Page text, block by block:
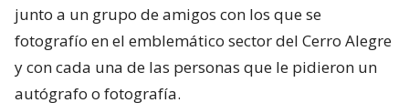
junto a un grupo de amigos con los que se
fotografío en el emblemático sector del Cerro Alegre
y con cada una de las personas que le pidieron un
autógrafo o fotografía.